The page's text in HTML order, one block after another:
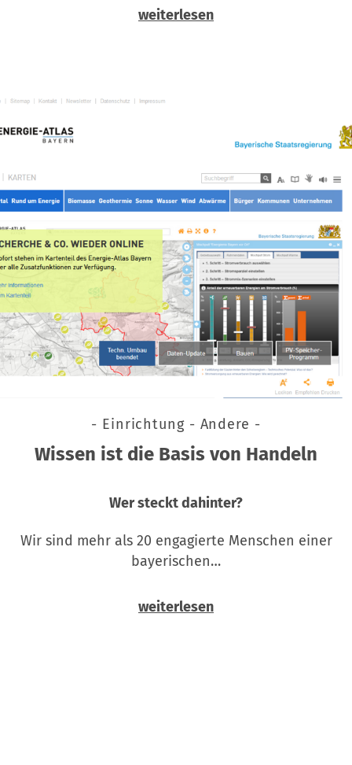
weiterlesen
- Einrichtung - Andere -
Wissen ist die Basis von Handeln
Wer steckt dahinter?
Wir sind mehr als 20 engagierte Menschen einer
bayerischen…
weiterlesen